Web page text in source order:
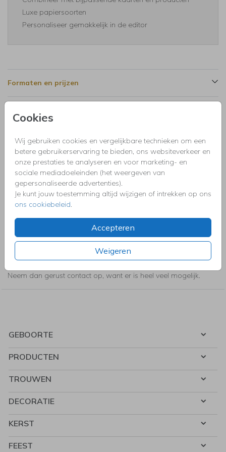
Cookies
Wij gebruiken cookies en vergelijkbare technieken om een
betere gebruikerservaring te bieden, ons websiteverkeer en
onze prestaties te analyseren en voor marketing- en
sociale mediadoeleinden (het weergeven van
gepersonaliseerde advertenties).
Je kunt jouw toestemming altijd wijzigen of intrekken op ons
ons cookiebeleid
Accepteren
Weigeren
Luxe papiersoorten
Personaliseer gemakkelijk in de editor
Formaten en prijzen
Productinformatie
Omschrijving
Kerstkaart met huisjes en houtprint. Pas de oranje kleur
eenvoudig zelf aan.
Collectie
sturen. Als je creatief bent kun je met behulp van onze editor
zelf eenvoudig een kerstkaart ontwerpen. In onze tool vind je
alles wat je nodig hebt. Natuurlijk kun je er ook voor kiezen om
een kerstkaart te kiezen uit onze ruime collectie kerstkaarten.
Neem dan gerust contact op, want er is heel veel mogelijk.
GEBOORTE
PRODUCTEN
TROUWEN
DECORATIE
KERST
FEEST